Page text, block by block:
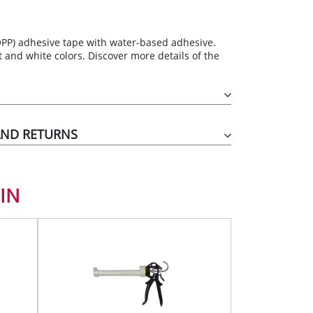
adhesive tape with water-based adhesive.
white colors. Discover more details of the
RETURNS